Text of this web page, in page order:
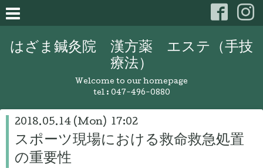
はざま鍼灸院 漢方薬 エステ（手技
療法）
Welcome to our homepage
tel : 047-496-0880
2018.05.14 (Mon) 17:02
スポーツ現場における救命救急処置
の重要性